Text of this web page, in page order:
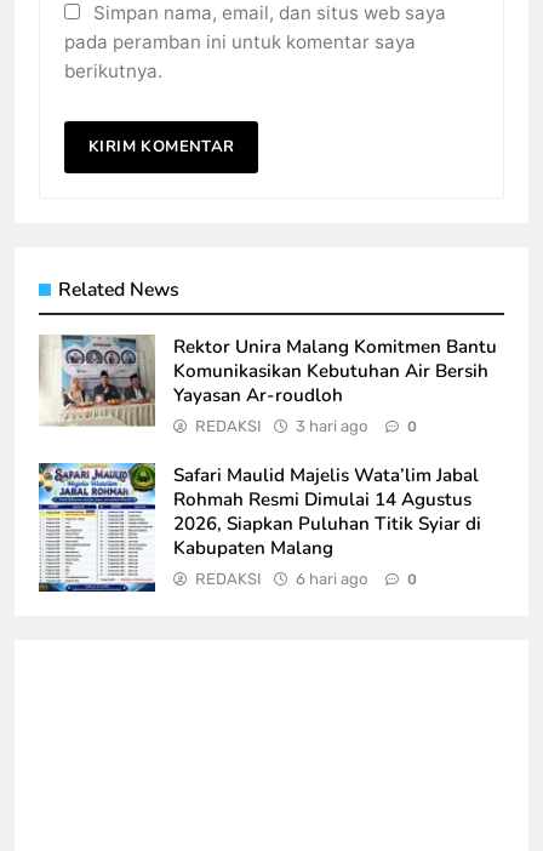
Simpan nama, email, dan situs web saya
pada peramban ini untuk komentar saya
berikutnya.
Related News
Rektor Unira Malang Komitmen Bantu
Komunikasikan Kebutuhan Air Bersih
Yayasan Ar-roudloh
REDAKSI 3 hari ago 0
Safari Maulid Majelis Wata’lim Jabal
Rohmah Resmi Dimulai 14 Agustus
2026, Siapkan Puluhan Titik Syiar di
Kabupaten Malang
REDAKSI 6 hari ago 0